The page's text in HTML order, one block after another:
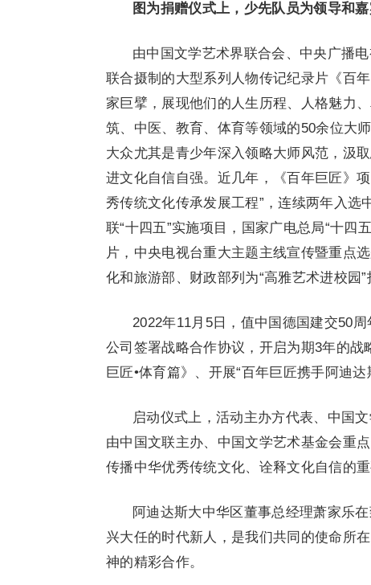
图为捐赠仪式上，少先队员为领导和
由中国文学艺术界联合会、中央广播
联合摄制的大型系列人物传记纪录片《百
家巨擘，展现他们的人生历程、人格魅力
筑、中医、教育、体育等领域的50余位大
大众尤其是青少年深入领略大师风范，汲
进文化自信自强。近几年，《百年巨匠》
秀传统文化传承发展工程”，连续两年入选
联“十四五”实施项目，国家广电总局“十四
片，中央电视台重大主题主线宣传暨重点
化和旅游部、财政部列为“高雅艺术进校园
2022年11月5日，值中国德国建交50
公司签署战略合作协议，开启为期3年的
巨匠•体育篇》、开展“百年巨匠携手阿迪
启动仪式上，活动主办方代表、中国
由中国文联主办、中国文学艺术基金会重
传播中华优秀传统文化、诠释文化自信的重
阿迪达斯大中华区董事总经理萧家乐
兴大任的时代新人，是我们共同的使命所
神的精彩合作。